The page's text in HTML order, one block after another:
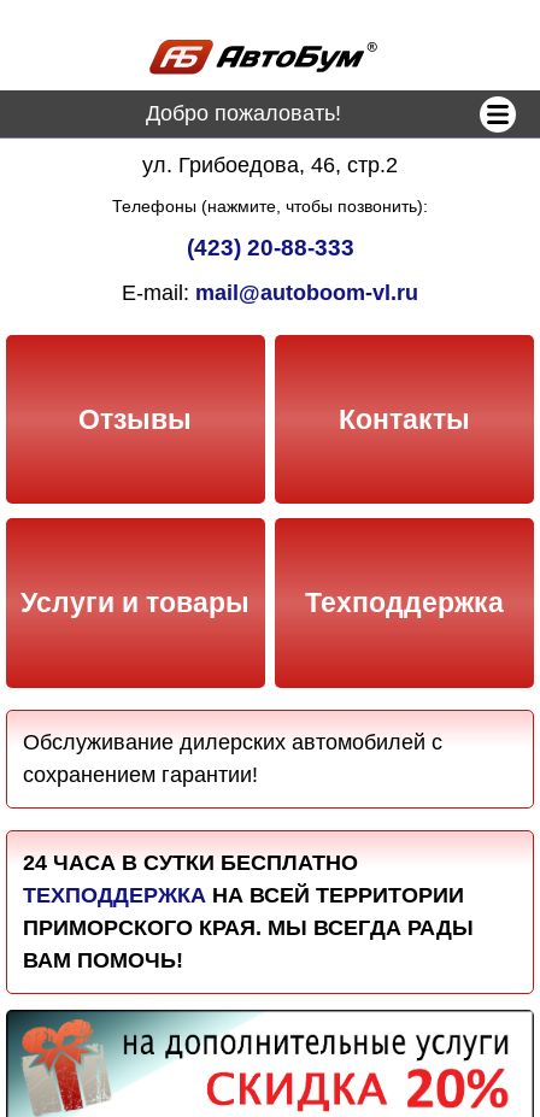
Добро пожаловать!
ул. Грибоедова, 46, стр.2
Телефоны (нажмите, чтобы позвонить):
(423) 20-88-333
E-mail: mail@autoboom-vl.ru
Отзывы Контакты
Услуги и товары Техподдержка
Обслуживание дилерских автомобилей с
сохранением гарантии!
24 ЧАСА В СУТКИ БЕСПЛАТНО
ТЕХПОДДЕРЖКА НА ВСЕЙ ТЕРРИТОРИИ
ПРИМОРСКОГО КРАЯ. МЫ ВСЕГДА РАДЫ
ВАМ ПОМОЧЬ!